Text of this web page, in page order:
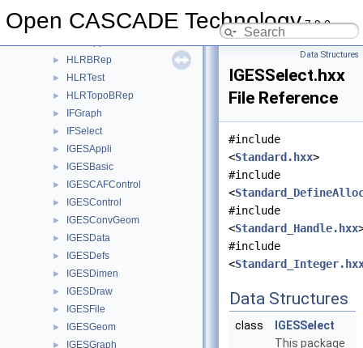
Open CASCADE Technology7.9.0
HLRAlgo
► HLRBRep
► HLRTest
► HLRTopoBRep
► IFGraph
► IFSelect
► IGESAppli
► IGESBasic
► IGESCAFControl
► IGESControl
► IGESConvGeom
► IGESData
► IGESDefs
► IGESDimen
► IGESDraw
► IGESFile
► IGESGeom
► IGESGraph
Data Structures
IGESSelect.hxx
File Reference
#include
<Standard.hxx>
#include
<
#include
<Standard_Handle.hxx
#include
<
Data Structures
class
IGESSelect
This package